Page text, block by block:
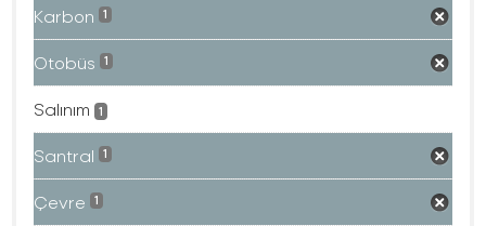
Karbon 1
Otobüs 1
Salınım 1
Santral 1
Çevre 1